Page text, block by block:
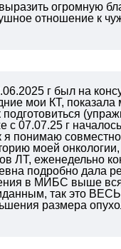
огромную
отношение к
г был на
мои КТ,
с 07.07.25 г
я понимаю
моей онкологии,
ЛТ, еженедельно
подробно дала
в МИБС выше
так это
размера